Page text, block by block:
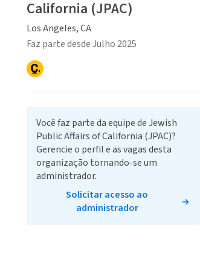
California (JPAC)
Los Angeles, CA
Faz parte desde Julho 2025
Você faz parte da equipe de Jewish
Public Affairs of California (JPAC)?
Gerencie o perfil e as vagas desta
organização tornando-se um
administrador.
Solicitar acesso ao
administrador